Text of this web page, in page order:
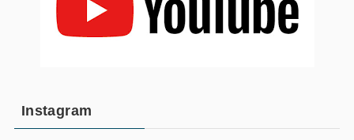
Instagram